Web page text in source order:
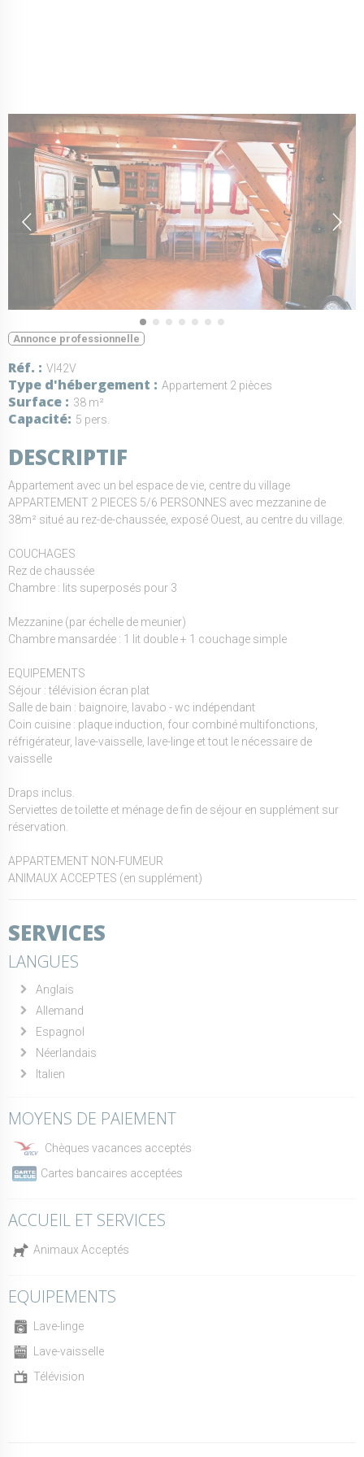
Annonce professionnelle
Réf. VI42V
Type d'hébergement Appartement 2 pièces
Surface 38 m²
Capacité 5 pers.
DESCRIPTIF
Appartement avec un bel espace de vie, centre du village
APPARTEMENT 2 PIECES 5/6 PERSONNES avec mezzanine de
38m² situé au rez-de-chaussée, exposé Ouest, au centre du village.
COUCHAGES
Rez de chaussée
Chambre : lits superposés pour 3
Mezzanine (par échelle de meunier)
Chambre mansardée : 1 lit double + 1 couchage simple
EQUIPEMENTS
Séjour : télévision écran plat
Salle de bain : baignoire, lavabo - wc indépendant
Coin cuisine : plaque induction, four combiné multifonctions,
réfrigérateur, lave-vaisselle, lave-linge et tout le nécessaire de
vaisselle
Draps inclus.
Serviettes de toilette et ménage de fin de séjour en supplément sur
réservation.
APPARTEMENT NON-FUMEUR
ANIMAUX ACCEPTES (en supplément)
SERVICES
LANGUES
Anglais
Allemand
Espagnol
Néerlandais
Italien
MOYENS DE PAIEMENT
Chèques vacances acceptés
Cartes bancaires acceptées
ACCUEIL ET SERVICES
Animaux Acceptés
EQUIPEMENTS
Lave-linge
Lave-vaisselle
Télévision